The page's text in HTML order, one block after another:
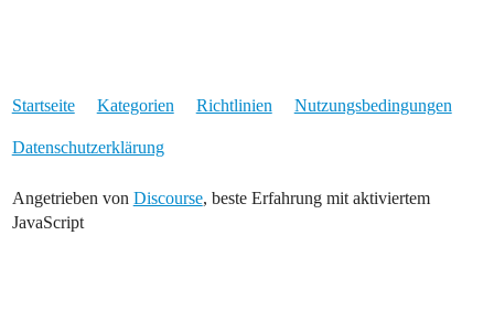
Startseite Kategorien Richtlinien Nutzungsbedingungen
Datenschutzerklärung
Angetrieben von Discourse, beste Erfahrung mit aktiviertem
JavaScript